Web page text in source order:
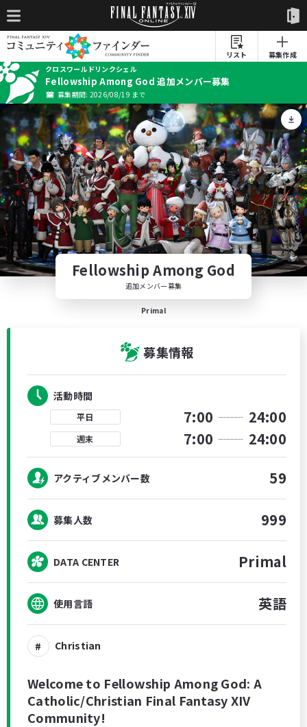
リスト
募集作成
クロスワールドリンクシェル
Fellowship Among God 追加メンバー募集
募集期間: 2026/08/19 まで
Fellowship Among God
追加メンバー募集
Primal
募集情報
活動時間
平日 7:00 24:00
週末 7:00 24:00
アクティブメンバー数 59
募集人数 999
DATA CENTER Primal
使用言語 英語
Christian
Welcome to Fellowship Among God: A
Catholic/Christian Final Fantasy XIV
Community!